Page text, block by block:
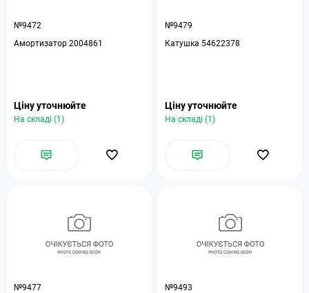
№9472
Амортизатор 2004861
Ціну уточнюйте
На складі (1)
№9479
Катушка 54622378
Ціну уточнюйте
На складі (1)
№9477
№9493